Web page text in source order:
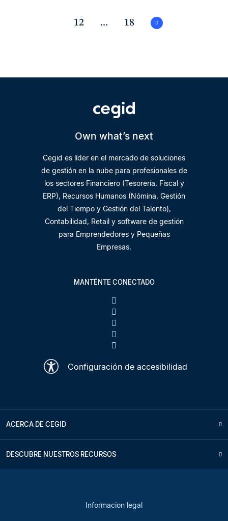
12 ... 18
Own what’s next
Cegid es líder en el mercado de soluciones
de gestión en la nube para profesionales de
los sectores Financiero (Tesorería, Fiscal y
ERP), Recursos Humanos (Nómina, Gestión
del Tiempo y Gestión del Talento),
Contabilidad, Retail y software de gestión
para Emprendedores y Pequeñas
Empresas.
MANTÉNTE CONECTADO
Configuración de accesibilidad
ACERCA DE CEGID
DESCUBRE NUESTROS RECURSOS
Informacion legal